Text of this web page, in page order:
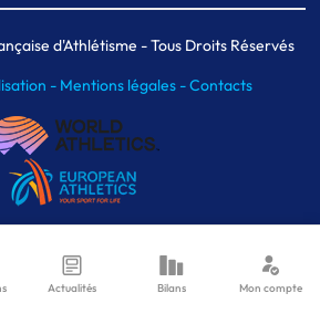
de Paris indoor
MAIF Ekiden de Paris
d'Athlétisme - Tous Droits Réservés
- Mentions légales -Contacts
Actualités Bilans Mon compte